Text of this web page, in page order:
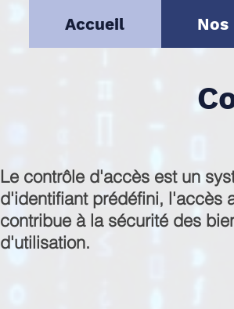
Accueil
Le contrôle d'accès est un
d'identifiant prédéfini, l'accès
contribue à la sécurité des
d'utilisation.